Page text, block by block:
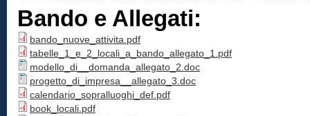
Bando e Allegati:
bando_nuove_attivita.pdf
tabelle_1_e_2_locali_a_bando_allegato_1.pdf
modello_di__domanda_allegato_2.doc
progetto_di_impresa__allegato_3.doc
calendario_sopralluoghi_def.pdf
book_locali.pdf